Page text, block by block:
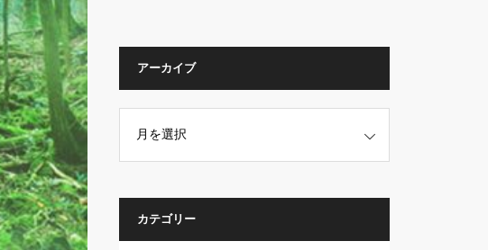
アーカイブ
カテゴリー